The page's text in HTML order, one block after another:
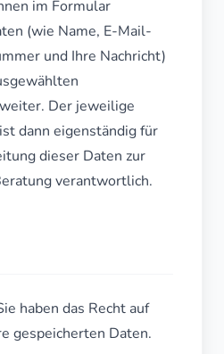
im Formular
(wie Name, E-Mail-
und Ihre Nachricht)
Der jeweilige
dann eigenständig für
dieser Daten zur
verantwortlich.
haben das Recht auf
gespeicherten Daten.